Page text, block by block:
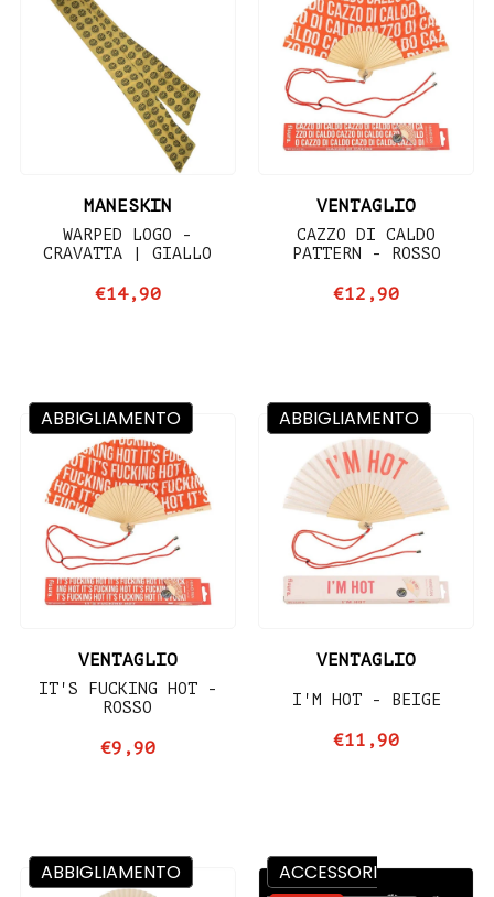
MANESKIN
WARPED LOGO -
CRAVATTA | GIALLO
€14,90
VENTAGLIO
CAZZO DI CALDO
PATTERN - ROSSO
€12,90
VENTAGLIO
IT'S FUCKING HOT -
ROSSO
€9,90
ABBIGLIAMENTO
VENTAGLIO
I'M HOT - BEIGE
€11,90
ABBIGLIAMENTO
ABBIGLIAMENTO
ACCESSORI